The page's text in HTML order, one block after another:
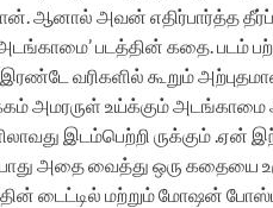
ஆனால் அவன் எதிர்பார்த்த
படத்தின் கதை. படம்
வரிகளில் கூறும்
அமரருள் உய்க்கும் அடங்காமை
இடம்பெற்றி ருக்கும்
அதை வைத்து ஒரு கதையை
டைட்டில் மற்றும் மோஷன்